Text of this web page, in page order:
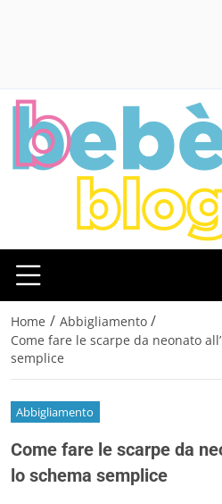
Home / Abbigliamento /
Come fare le scarpe da neonato
semplice
Abbigliamento
Come fare le scarpe da
lo schema semplice